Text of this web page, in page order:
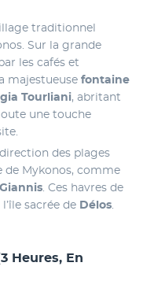
traditionnel
Sur la grande
les cafés et
majestueuse fontaine
Tourliani, abritant
une touche
des plages
. Ces havres de
sacrée de Délos.
Heures, En